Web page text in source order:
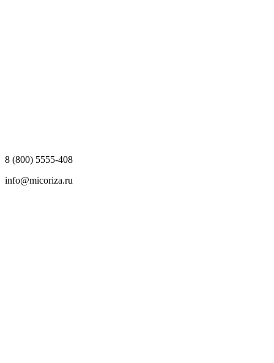
8 (800) 5555-408
info@micoriza.ru